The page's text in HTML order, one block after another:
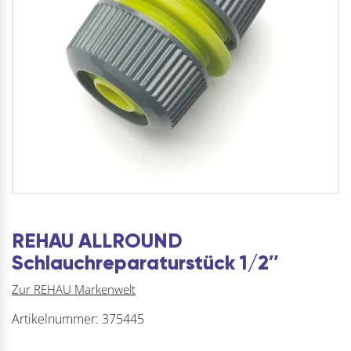
REHAU ALLROUND
Schlauchreparaturstück 1/2″
Zur REHAU Markenwelt
Artikelnummer: 375445